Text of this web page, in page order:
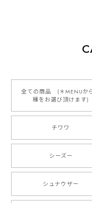
2026/
とっても可愛くて、
りやすくて最高です
ご縁がありました
全ての商品 (＊MENUか
種をお選び頂けます)
チワワ
シーズー
シュナウザー